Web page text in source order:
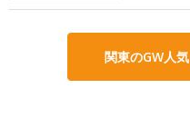
関東のGW人